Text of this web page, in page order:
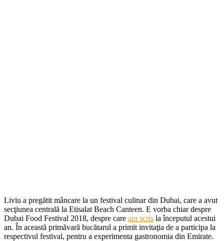
Liviu a pregătit mâncare la un festival culinar din Dubai, care a avut
secţiunea centrală la Etisalat Beach Canteen. E vorba chiar despre
Dubai Food Festival 2018, despre care am scris la începutul acestui
an. În această primăvară bucătarul a primit invitaţia de a participa la
respectivul festival, pentru a experimenta gastronomia din Emirate.